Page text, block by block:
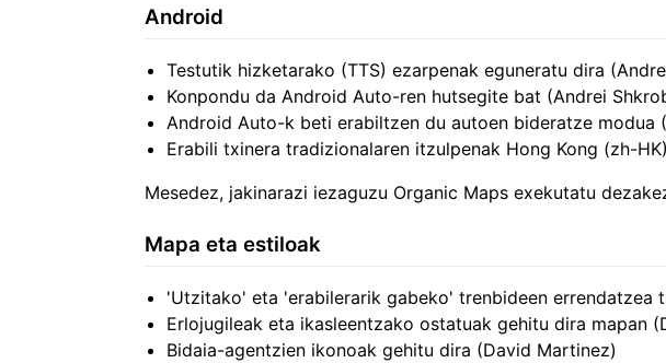
Android
Testutik hizketarako (TTS) ezarpenak eguneratu dira
Konpondu da Android Auto-ren hutsegite bat (Andrei
Android Auto-k beti erabiltzen du autoen bideratze modua
Erabili txinera tradizionalaren itzulpenak Hong Kong (zh-
Mesedez, jakinarazi iezaguzu Organic Maps exekutatu
Mapa eta estiloak
'Utzitako' eta 'erabilerarik gabeko' trenbideen errendatzea
Erlojugileak eta ikasleentzako ostatuak gehitu dira mapan
Bidaia-agentzien ikonoak gehitu dira (David Martinez)